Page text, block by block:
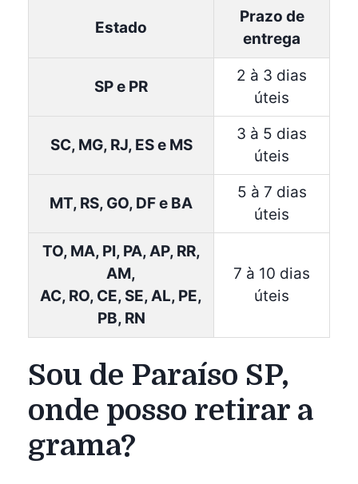
Estado
Prazo de
entrega
SP e PR
2 à 3 dias
úteis
SC, MG, RJ, ES e MS
3 à 5 dias
úteis
MT, RS, GO, DF e BA
5 à 7 dias
úteis
TO, MA, PI, PA, AP, RR,
AM,
AC, RO, CE, SE, AL, PE,
PB, RN
7 à 10 dias
úteis
Sou de Paraíso SP,
onde posso retirar a
grama?